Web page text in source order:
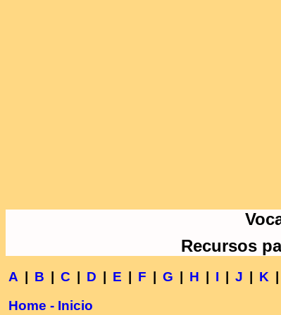
Recursos
A B C D E F G H I J K
Home - Inicio